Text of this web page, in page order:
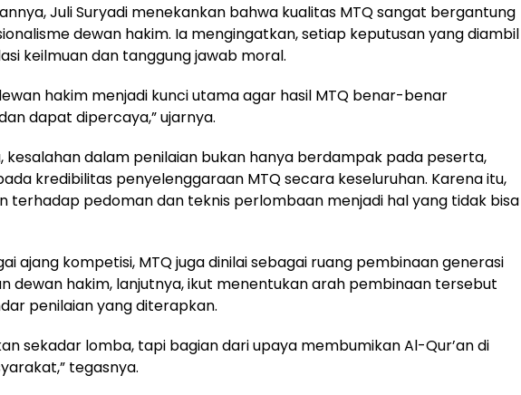
Juli Suryadi menekankan bahwa kualitas MTQ sangat bergantung
dewan hakim. Ia mengingatkan, setiap keputusan yang diambil
keilmuan dan tanggung jawab moral.
hakim menjadi kunci utama agar hasil MTQ benar-benar
dapat dipercaya,” ujarnya.
kesalahan dalam penilaian bukan hanya berdampak pada peserta,
kredibilitas penyelenggaraan MTQ secara keseluruhan. Karena itu,
terhadap pedoman dan teknis perlombaan menjadi hal yang tidak bisa
ajang kompetisi, MTQ juga dinilai sebagai ruang pembinaan generasi
dewan hakim, lanjutnya, ikut menentukan arah pembinaan tersebut
penilaian yang diterapkan.
sekadar lomba, tapi bagian dari upaya membumikan Al-Qur’an di
tegasnya.